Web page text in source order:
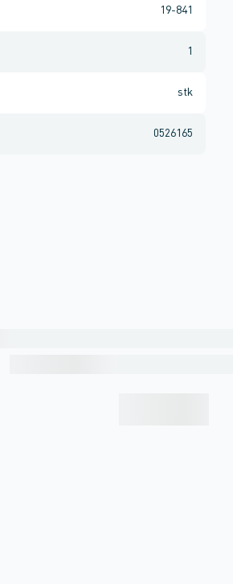
19-841
1
stk
0526165